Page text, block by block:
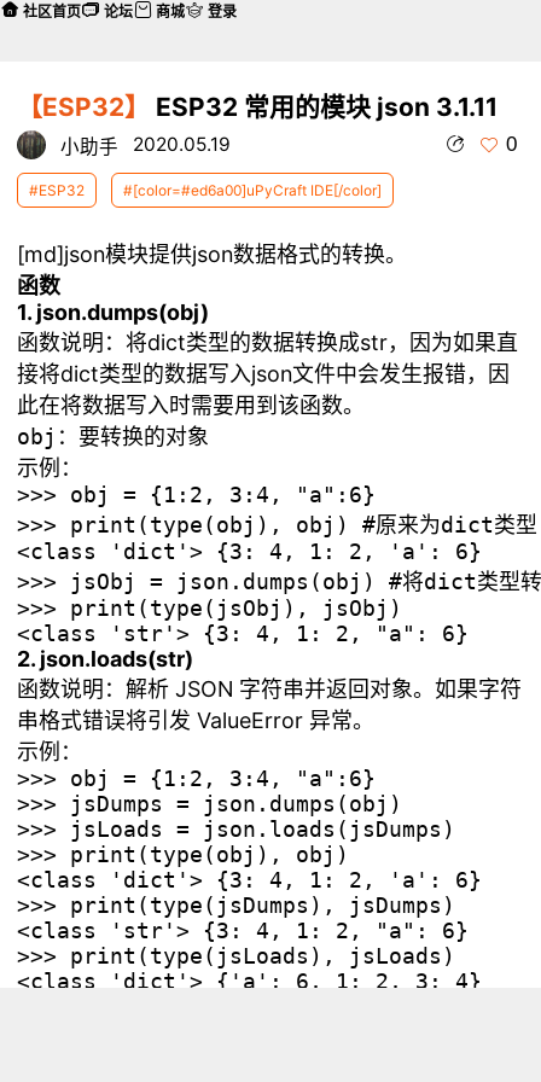
【ESP32】 ESP32 常用的模块 json 3.1.11
小助手 2020.05.19 0
#ESP32 #[color=#ed6a00]uPyCraft IDE[/color]
[md]json模块提供json数据格式的转换。
函数
1. json.dumps(obj)
函数说明：将dict类型的数据转换成str，因为如果直
接将dict类型的数据写入json文件中会发生报错，因
此在将数据写入时需要用到该函数。
示例：
>>> obj = {1:2, 3:4, "a":6}
>>> print(type(obj), obj) #原来为dict类型
<class 'dict'> {3: 4, 1: 2, 'a': 6}
>>> jsObj = json.dumps(obj) #将dict类型
>>> print(type(jsObj), jsObj)
2. json.loads(str)
函数说明：解析 JSON 字符串并返回对象。如果字符
串格式错误将引发 ValueError 异常。
示例：
>>> obj = {1:2, 3:4, "a":6}
>>> jsDumps = json.dumps(obj)
>>> jsLoads = json.loads(jsDumps)
>>> print(type(obj), obj)
<class 'dict'> {3: 4, 1: 2, 'a': 6}
>>> print(type(jsDumps), jsDumps)
<class 'str'> {3: 4, 1: 2, "a": 6}
>>> print(type(jsLoads), jsLoads)
<class 'dict'> {'a': 6, 1: 2, 3: 4}
社区首页 论坛 商城 登录